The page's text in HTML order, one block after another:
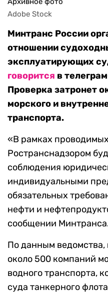
Adobe Stock
Минтранс России
отношении
эксплуатирующих
говорится в
Проверка затронет
морского и
транспорта.
«В рамках
Ространснадзором
соблюдения
индивидуальными
обязательных
нефти и
сообщении
По данным ведомства,
около 500 компаний
водного транспорта,
суда танкерного